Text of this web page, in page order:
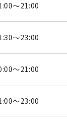
～21:00
～23:00
～21:00
～23:00